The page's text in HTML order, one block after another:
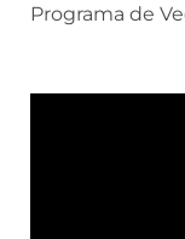
Programa de